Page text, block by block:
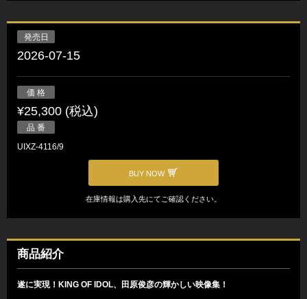
発売日
2026-07-15
価 格
¥25,300 (税込)
品 番
UIXZ-4116/9
BUY NOW
在庫情報は購入先にてご確認ください。
商品紹介
遂に実現！KING OF IDOL、田原俊彦の輝かしい映像集！